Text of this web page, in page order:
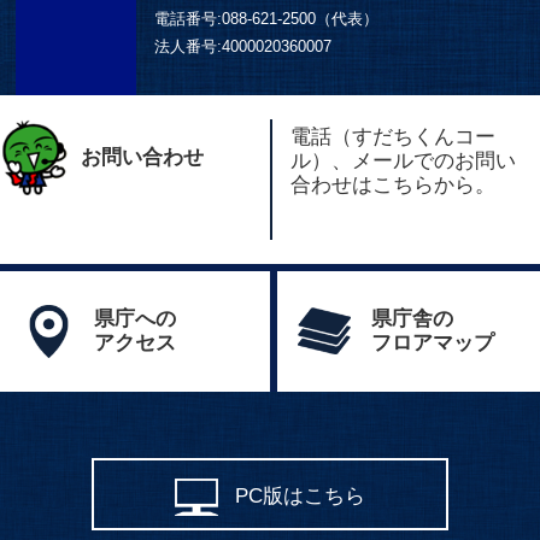
電話番号:088-621-2500（代表）
法人番号:4000020360007
お問い合わせ
電話（すだちくんコー
ル）、メールでのお問い
合わせはこちらから。
県庁への
アクセス
県庁舎の
フロアマップ
PC版はこちら